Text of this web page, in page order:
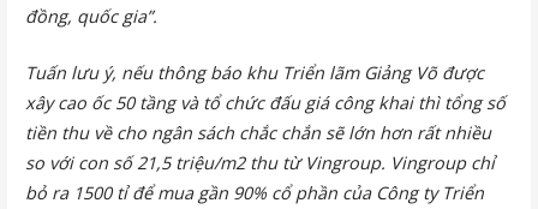
đồng, quốc gia”.
Tuấn lưu ý, nếu thông báo khu Triển lãm Giảng Võ được
xây cao ốc 50 tầng và tổ chức đấu giá công khai thì tổng số
tiền thu về cho ngân sách chắc chắn sẽ lớn hơn rất nhiều
so với con số 21,5 triệu/m2 thu từ Vingroup. Vingroup chỉ
bỏ ra 1500 tỉ để mua gần 90% cổ phần của Công ty Triển